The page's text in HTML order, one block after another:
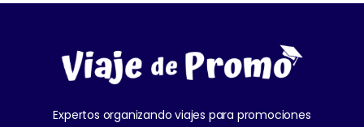
Expertos organizando viajes para promociones